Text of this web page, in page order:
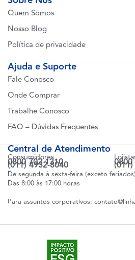
Quem Somos
Nosso Blog
Política de privacidade
Ajuda e Suporte
Fale Conosco
Onde Comprar
Trabalhe Conosco
FAQ – Dúvidas Frequentes
Central de Atendimento
Consumidores
0800 702 1310
(011) 4932-8040
De segunda à sexta-feira (exceto feriados)
Das 8:00 às 17:00 horas
Para assuntos corporativos: